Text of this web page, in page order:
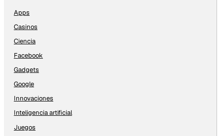
Apps
Casinos
Ciencia
Facebook
Gadgets
Google
Innovaciones
Inteligencia artificial
Juegos